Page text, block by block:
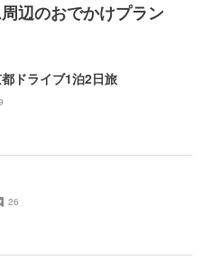
辺のおでかけプラン
ドライブ1泊2日旅
26